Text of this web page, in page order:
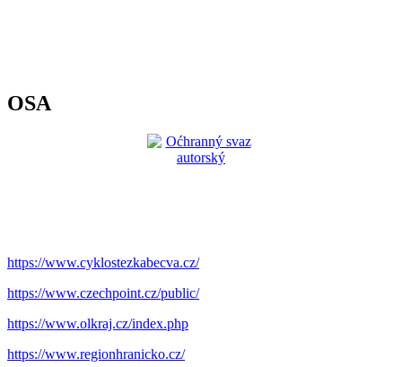
OSA
https://www.cyklostezkabecva.cz/
https://www.czechpoint.cz/public/
https://www.olkraj.cz/index.php
https://www.regionhranicko.cz/